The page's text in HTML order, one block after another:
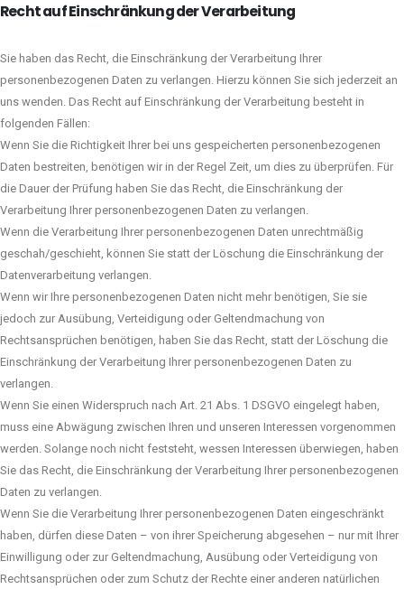
Recht auf Einschränkung der Verarbeitung
Sie haben das Recht, die Einschränkung der Verarbeitung Ihrer
personenbezogenen Daten zu verlangen. Hierzu können Sie sich jederzeit an
uns wenden. Das Recht auf Einschränkung der Verarbeitung besteht in
folgenden Fällen:
Wenn Sie die Richtigkeit Ihrer bei uns gespeicherten personenbezogenen
Daten bestreiten, benötigen wir in der Regel Zeit, um dies zu überprüfen. Für
die Dauer der Prüfung haben Sie das Recht, die Einschränkung der
Verarbeitung Ihrer personenbezogenen Daten zu verlangen.
Wenn die Verarbeitung Ihrer personenbezogenen Daten unrechtmäßig
geschah/geschieht, können Sie statt der Löschung die Einschränkung der
Datenverarbeitung verlangen.
Wenn wir Ihre personenbezogenen Daten nicht mehr benötigen, Sie sie
jedoch zur Ausübung, Verteidigung oder Geltendmachung von
Rechtsansprüchen benötigen, haben Sie das Recht, statt der Löschung die
Einschränkung der Verarbeitung Ihrer personenbezogenen Daten zu
verlangen.
Wenn Sie einen Widerspruch nach Art. 21 Abs. 1 DSGVO eingelegt haben,
muss eine Abwägung zwischen Ihren und unseren Interessen vorgenommen
werden. Solange noch nicht feststeht, wessen Interessen überwiegen, haben
Sie das Recht, die Einschränkung der Verarbeitung Ihrer personenbezogenen
Daten zu verlangen.
Wenn Sie die Verarbeitung Ihrer personenbezogenen Daten eingeschränkt
haben, dürfen diese Daten – von ihrer Speicherung abgesehen – nur mit Ihrer
Einwilligung oder zur Geltendmachung, Ausübung oder Verteidigung von
Rechtsansprüchen oder zum Schutz der Rechte einer anderen natürlichen